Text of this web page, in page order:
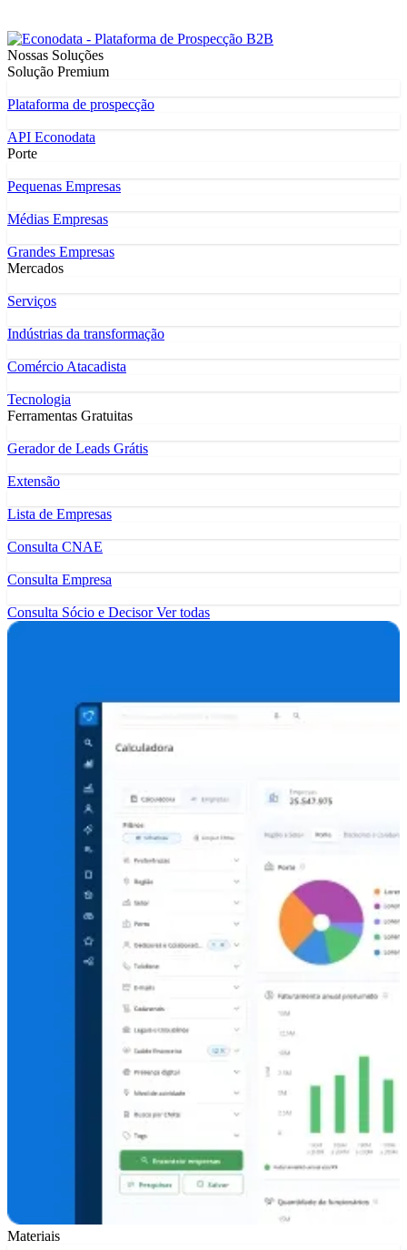
Nossas Soluções
Solução Premium
Plataforma de prospecção
API Econodata
Porte
Pequenas Empresas
Médias Empresas
Grandes Empresas
Mercados
Serviços
Indústrias da transformação
Comércio Atacadista
Tecnologia
Ferramentas Gratuitas
Gerador de Leads Grátis
Extensão
Lista de Empresas
Consulta CNAE
Consulta Empresa
Consulta Sócio e DecisorVer todas
Materiais